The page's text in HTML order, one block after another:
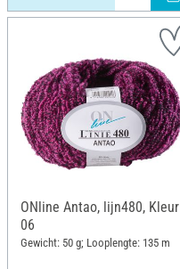
ONline Antao, lijn480, Kleur
06
Gewicht: 50 g; Looplengte: 135 m